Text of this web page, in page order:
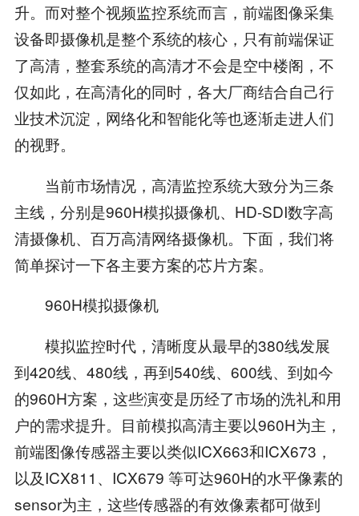
升。而对整个视频监控系统而言，前端图像采集
设备即摄像机是整个系统的核心，只有前端保证
了高清，整套系统的高清才不会是空中楼阁，不
仅如此，在高清化的同时，各大厂商结合自己行
业技术沉淀，网络化和智能化等也逐渐走进人们
的视野。
当前市场情况，高清监控系统大致分为三条
主线，分别是960H模拟摄像机、HD-SDI数字高
清摄像机、百万高清网络摄像机。下面，我们将
简单探讨一下各主要方案的芯片方案。
960H模拟摄像机
模拟监控时代，清晰度从最早的380线发展
到420线、480线，再到540线、600线、到如今
的960H方案，这些演变是历经了市场的洗礼和用
户的需求提升。目前模拟高清主要以960H为主，
前端图像传感器主要以类似ICX663和ICX673，
以及ICX811、ICX679 等可达960H的水平像素的
sensor为主，这些传感器的有效像素都可做到